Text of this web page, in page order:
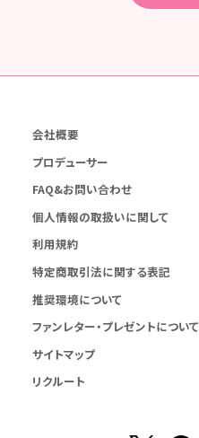
会社概要
プロデューサー
FAQ&お問い合わせ
個人情報の取扱いに関して
利用規約
特定商取引法に関する表記
推奨環境について
ファンレター・プレゼントについて
サイトマップ
リクルート